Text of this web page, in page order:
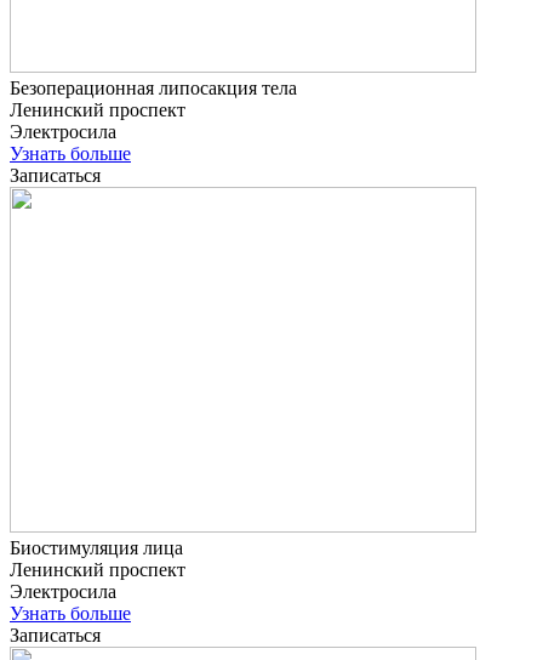
Безоперационная липосакция тела
Ленинский проспект
Электросила
Узнать больше
Записаться
Биостимуляция лица
Ленинский проспект
Электросила
Узнать больше
Записаться